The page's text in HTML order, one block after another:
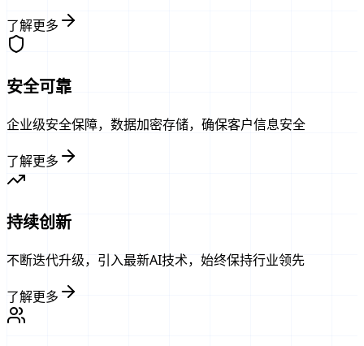
了解更多
安全可靠
企业级安全保障，数据加密存储，确保客户信息安全
了解更多
持续创新
不断迭代升级，引入最新AI技术，始终保持行业领先
了解更多